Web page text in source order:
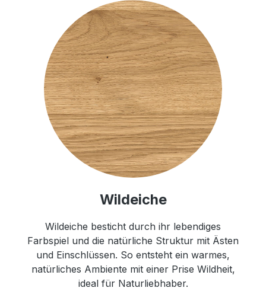
Wildeiche
Wildeiche besticht durch ihr lebendiges
Farbspiel und die natürliche Struktur mit Ästen
und Einschlüssen. So entsteht ein warmes,
natürliches Ambiente mit einer Prise Wildheit,
ideal für Naturliebhaber.